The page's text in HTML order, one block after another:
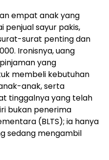
empat anak yang
penjual sayur pakis,
surat penting dan
Ironisnya, uang
yang
membeli kebutuhan
anak, serta
tinggalnya yang telah
bukan penerima
(BLTS); ia hanya
sedang mengambil